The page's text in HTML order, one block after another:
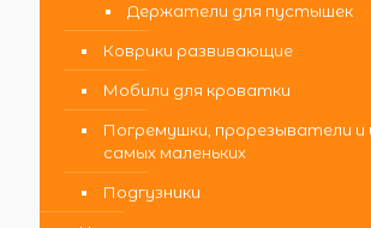
Держатели для пустышек
Коврики развивающие
Мобили для кроватки
Погремушки, прорезыватели и
самых маленьких
Подгузники